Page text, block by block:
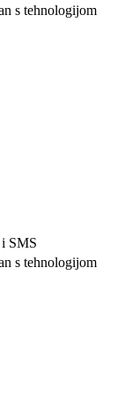
s tehnologijom
SMS
s tehnologijom